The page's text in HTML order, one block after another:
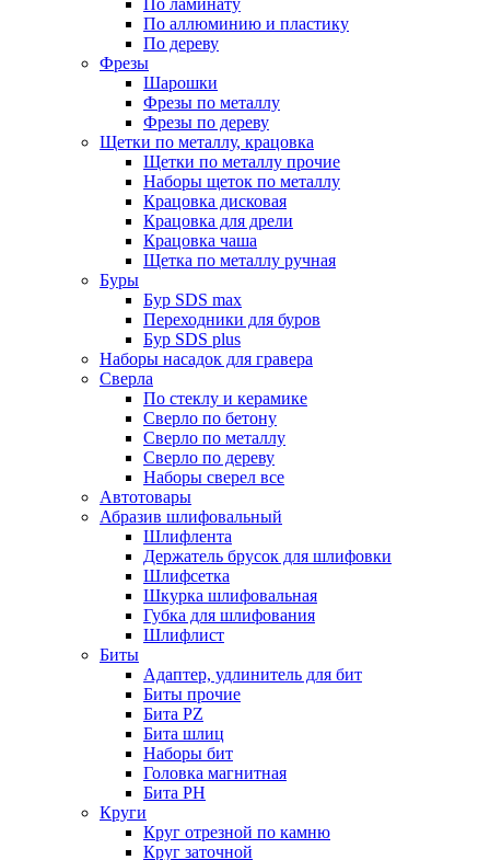
По ламинату
По аллюминию и пластику
По дереву
Фрезы
Шарошки
Фрезы по металлу
Фрезы по дереву
Щетки по металлу, крацовка
Щетки по металлу прочие
Наборы щеток по металлу
Крацовка дисковая
Крацовка для дрели
Крацовка чаша
Щетка по металлу ручная
Буры
Бур SDS max
Переходники для буров
Бур SDS plus
Наборы насадок для гравера
Сверла
По стеклу и керамике
Сверло по бетону
Сверло по металлу
Сверло по дереву
Наборы сверел все
Автотовары
Абразив шлифовальный
Шлифлента
Держатель брусок для шлифовки
Шлифсетка
Шкурка шлифовальная
Губка для шлифования
Шлифлист
Биты
Адаптер, удлинитель для бит
Биты прочие
Бита PZ
Бита шлиц
Наборы бит
Головка магнитная
Бита PH
Круги
Круг отрезной по камню
Круг заточной